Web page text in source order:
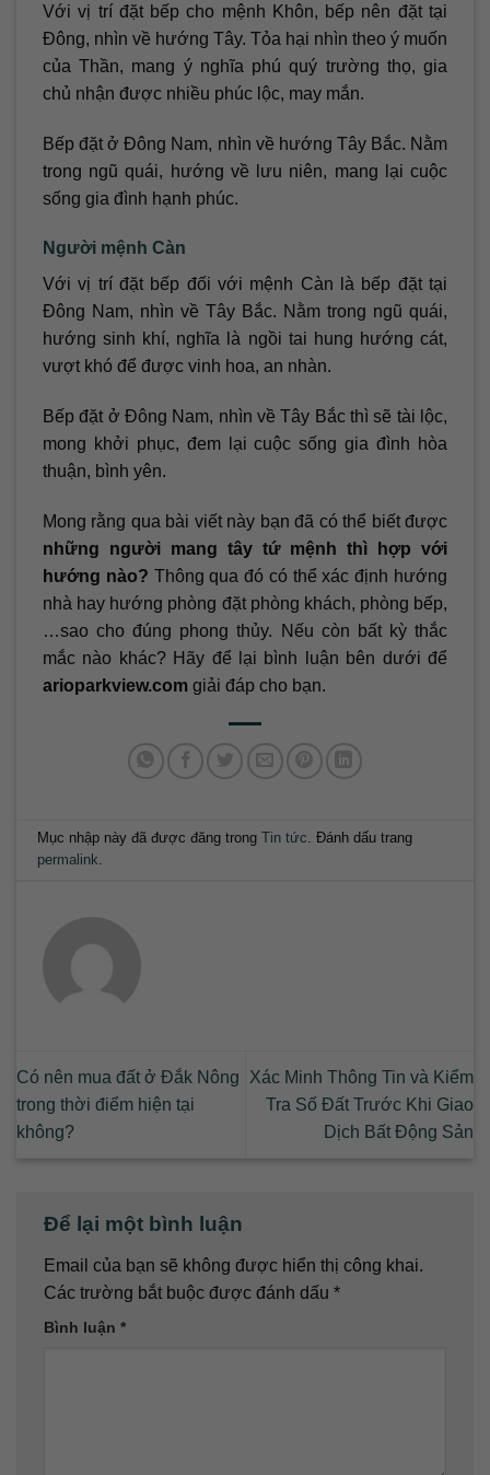
Với vị trí đặt bếp cho mệnh Khôn, bếp nên đặt tại
Đông, nhìn về hướng Tây. Tỏa hại nhìn theo ý muốn
của Thần, mang ý nghĩa phú quý trường thọ, gia
chủ nhận được nhiều phúc lộc, may mắn.
Bếp đặt ở Đông Nam, nhìn về hướng Tây Bắc. Nằm
trong ngũ quái, hướng về lưu niên, mang lại cuộc
sống gia đình hạnh phúc.
Người mệnh Càn
Với vị trí đặt bếp đối với mệnh Càn là bếp đặt tại
Đông Nam, nhìn về Tây Bắc. Nằm trong ngũ quái,
hướng sinh khí, nghĩa là ngồi tai hung hướng cát,
vượt khó để được vinh hoa, an nhàn.
Bếp đặt ở Đông Nam, nhìn về Tây Bắc thì sẽ tài lộc,
mong khởi phục, đem lại cuộc sống gia đình hòa
thuận, bình yên.
Mong rằng qua bài viết này bạn đã có thể biết được
những người mang tây tứ mệnh thì hợp với
hướng nào? Thông qua đó có thể xác định hướng
nhà hay hướng phòng đặt phòng khách, phòng bếp,
…sao cho đúng phong thủy. Nếu còn bất kỳ thắc
mắc nào khác? Hãy để lại bình luận bên dưới để
arioparkview.com giải đáp cho bạn.
Mục nhập này đã được đăng trongTin tức. Đánh dấu trang
permalink.
Có nên mua đất ở Đắk Nông
trong thời điểm hiện tại
không?
Xác Minh Thông Tin và Kiểm
Tra Số Đất Trước Khi Giao
Dịch Bất Động Sản
Để lại một bình luận
Email của bạn sẽ không được hiển thị công khai.
Các trường bắt buộc được đánh dấu *
Bình luận *